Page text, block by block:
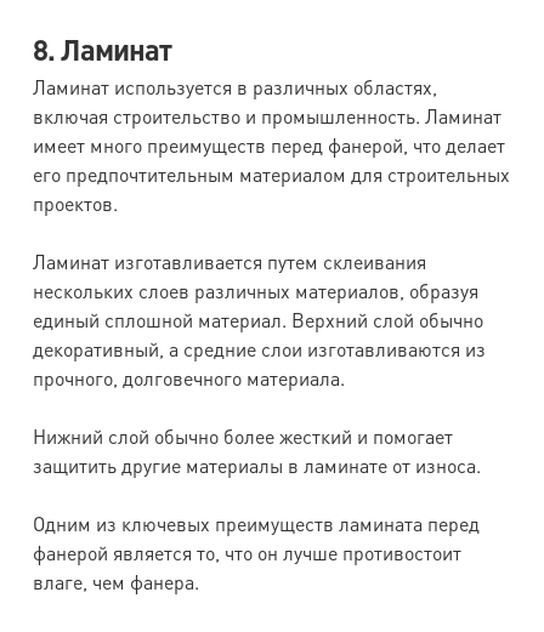
8. Ламинат
Ламинат используется в различных областях,
включая строительство и промышленность. Ламинат
имеет много преимуществ перед фанерой, что делает
его предпочтительным материалом для строительных
проектов.
Ламинат изготавливается путем склеивания
нескольких слоев различных материалов, образуя
единый сплошной материал. Верхний слой обычно
декоративный, а средние слои изготавливаются из
прочного, долговечного материала.
Нижний слой обычно более жесткий и помогает
защитить другие материалы в ламинате от износа.
Одним из ключевых преимуществ ламината перед
фанерой является то, что он лучше противостоит
влаге, чем фанера.